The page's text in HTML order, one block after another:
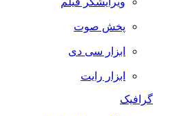
پخش صوت
ابزار سی دی
ابزار رایت
گرافیک